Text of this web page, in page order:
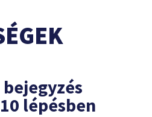
lépésben